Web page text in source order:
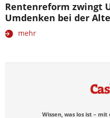
Rentenreform zwingt
Umdenken bei der
mehr
Wissen, was los ist –